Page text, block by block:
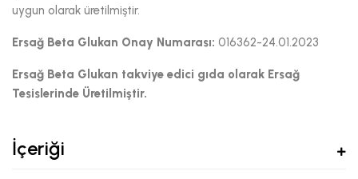
uygun olarak üretilmiştir.
Ersağ Beta Glukan Onay Numarası: 016362-24.01.2023
Ersağ Beta Glukan takviye edici gıda olarak Ersağ
Tesislerinde Üretilmiştir.
İçeriği